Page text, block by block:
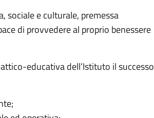
sociale e culturale, premessa
di provvedere al proprio benessere
educativa dell’Istituto il successo